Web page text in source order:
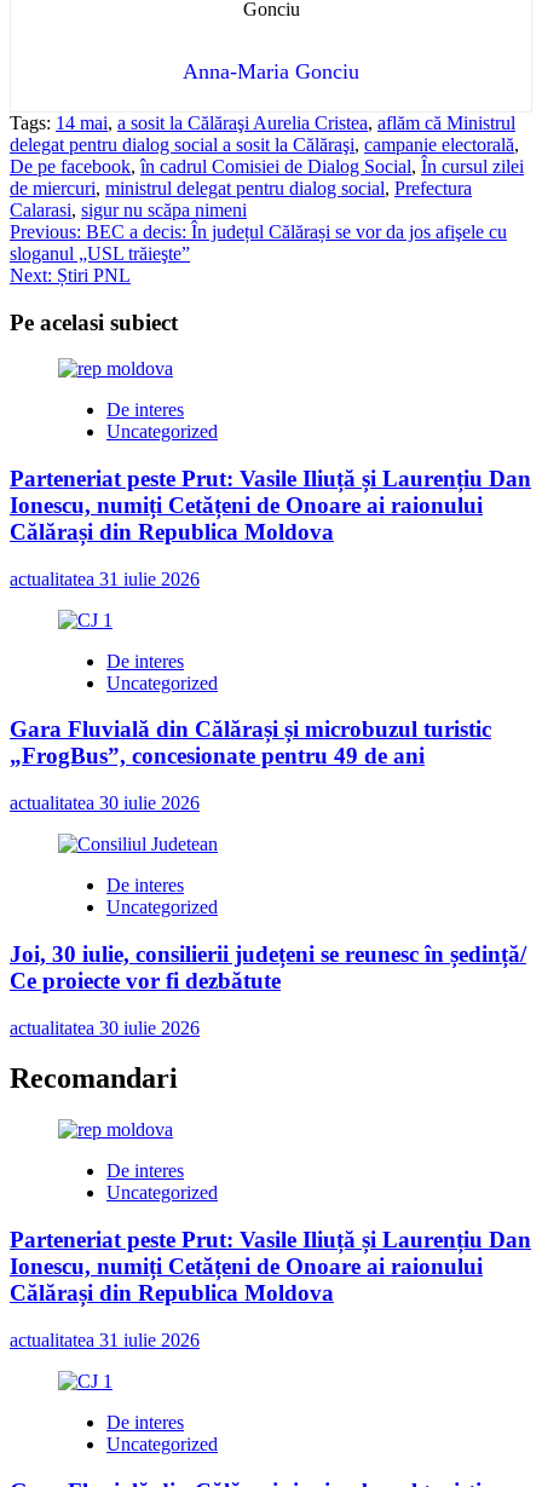
Anna-Maria Gonciu
Tags: 14 mai, a sosit la Călăraşi Aurelia Cristea, aflăm că Ministrul
delegat pentru dialog social a sosit la Călăraşi, campanie electorală,
De pe facebook,în cadrul Comisiei de Dialog Social, În cursul zilei
de miercuri, ministrul delegat pentru dialog social, Prefectura
Calarasi, sigur nu scăpa nimeni
Post
navigation
Previous: BEC a decis: În județul Călărași se vor da jos afişele cu
sloganul „USL trăieşte”
Next: Știri PNL
Pe acelasi subiect
De interes
Uncategorized
Parteneriat peste Prut: Vasile Iliuță și Laurențiu Dan
Ionescu, numiți Cetățeni de Onoare ai raionului
Călărași din Republica Moldova
actualitatea 31 iulie 2026
De interes
Uncategorized
Gara Fluvială din Călărași și microbuzul turistic
„FrogBus”, concesionate pentru 49 de ani
actualitatea 30 iulie 2026
De interes
Uncategorized
Joi, 30 iulie, consilierii județeni se reunesc în ședință/
Ce proiecte vor fi dezbătute
actualitatea 30 iulie 2026
Recomandari
De interes
Uncategorized
Parteneriat peste Prut: Vasile Iliuță și Laurențiu Dan
Ionescu, numiți Cetățeni de Onoare ai raionului
Călărași din Republica Moldova
actualitatea 31 iulie 2026
De interes
Uncategorized